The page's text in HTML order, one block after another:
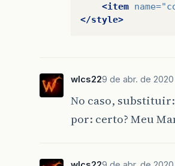
<item name=
</style>
wlcs229 de abr. de 2020
No caso, substituir:
por: certo? Meu